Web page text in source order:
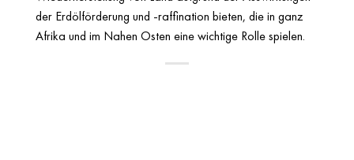
der Erdölförderung und -raffination bieten, die in ganz
Afrika und im Nahen Osten eine wichtige Rolle spielen.